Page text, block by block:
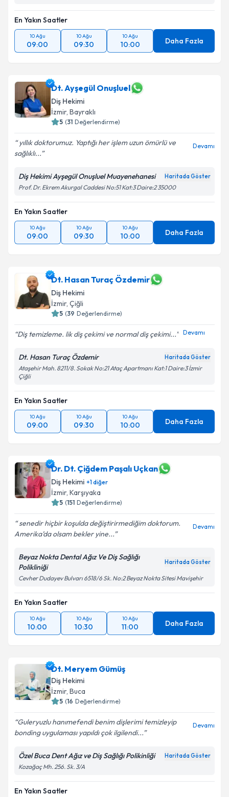
En Yakın Saatler
10 Ağu
09:00
10 Ağu
09:30
10 Ağu
10:00 Daha Fazla
Dt. Ayşegül Onuşluel
Diş Hekimi
İzmir, Bayraklı
5 (31 Değerlendirme)
yıllık doktorumuz. Yaptığı her işlem uzun ömürlü ve
sağlıklı...
Devamı
Diş Hekimi Ayşegül Onuşluel Muayenehanesi Haritada Göster
Prof. Dr. Ekrem Akurgal Caddesi No:51 Kat:3 Daire:2 35000
En Yakın Saatler
10 Ağu
09:00
10 Ağu
09:30
10 Ağu
10:00 Daha Fazla
Dt. Hasan Turaç Özdemir
Diş Hekimi
İzmir, Çiğli
5 (39 Değerlendirme)
Diş temizleme. lik diş çekimi ve normal diş çekimi... Devamı
Dt. Hasan Turaç Özdemir Haritada Göster
Ataşehir Mah. 8211/8. Sokak No:21 Ataç Apartmanı Kat:1 Daire:3 İzmir
Çiğli
En Yakın Saatler
10 Ağu
09:00
10 Ağu
09:30
10 Ağu
10:00 Daha Fazla
Dr. Dt. Çiğdem Paşalı Uçkan
Diş Hekimi +1diğer
İzmir, Karşıyaka
5 (151 Değerlendirme)
senedir hiçbir koşulda değiştirirmediğim doktorum.
Amerika’da olsam bekler yine...
Devamı
Beyaz Nokta Dental Ağız Ve Diş Sağlığı
Polikliniği
Haritada Göster
Cevher Dudayev Bulvarı 6518/6 Sk. No:2 Beyaz Nokta Sitesi Mavişehir
En Yakın Saatler
10 Ağu
10:00
10 Ağu
10:30
10 Ağu
11:00 Daha Fazla
Dt. Meryem Gümüş
Diş Hekimi
İzmir, Buca
5 (16 Değerlendirme)
Guleryuzlu hanımefendi benim dişlerimi temizleyip
bonding uygulaması yapıldı çok ilgilendi...
Devamı
Özel Buca Dent Ağız ve Diş Sağlığı Polikinliği Haritada Göster
Kozağaç Mh. 256. Sk. 3/A
En Yakın Saatler